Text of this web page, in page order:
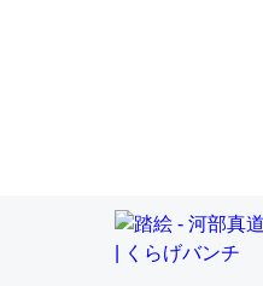
ージ分くらい。小説でいう「ず
多い分量。進化すればするほど